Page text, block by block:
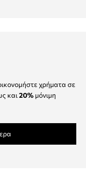
χρήματα σε
και 20% μόνιμη